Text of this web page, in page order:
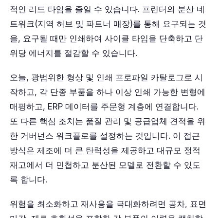
적인 리드 타임을 줄일 수 있습니다. 프린터의 분산 네
트워크(지역 허브 및 파트너 매장)를 통해 요구되는 것
을, 요구될 때만 인쇄하여 사이클 타임을 단축하고 단
위당 에너지를 절감할 수 있습니다.
오늘, 광범위한 형상 및 인쇄 프로파일 카탈로그로 시
작하고, 각 단종 부품을 하나 이상 인쇄 가능한 변형에
매핑하고, ERP 데이터를 주문형 계층에 연결합니다.
또 다른 핵심 조치는 품질 관리 및 공급업체 견적을 위
한 거버넌스 워크플로를 설정하는 것입니다. 이 접근
방식은 제조에 더 큰 탄력성을 제공하고 대규모 정적
재고에서 더 민첩하고 분산된 모델로 전환할 수 있도
록 합니다.
위험을 최소화하고 재사용을 극대화하려면 공차, 표면